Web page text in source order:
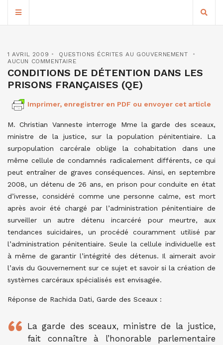
1 AVRIL 2009
QUESTIONS ÉCRITES AU GOUVERNEMENT
AUCUN COMMENTAIRE
CONDITIONS DE DÉTENTION DANS LES
PRISONS FRANÇAISES (QE)
Imprimer, enregistrer en PDF ou envoyer cet article
M. Christian Vanneste interroge Mme la garde des sceaux,
ministre de la justice, sur la population pénitentiaire. La
surpopulation carcérale oblige la cohabitation dans une
même cellule de condamnés radicalement différents, ce qui
peut entraîner de graves conséquences. Ainsi, en septembre
2008, un détenu de 26 ans, en prison pour conduite en état
d’ivresse, considéré comme une personne calme, est mort
après avoir été chargé par l’administration pénitentiaire de
surveiller un autre détenu incarcéré pour meurtre, aux
tendances suicidaires, un procédé couramment utilisé par
l’administration pénitentiaire. Seule la cellule individuelle est
à même de garantir l’intégrité des détenus. Il aimerait avoir
l’avis du Gouvernement sur ce sujet et savoir si la création de
systèmes carcéraux spécialisés est envisagée.
Réponse de Rachida Dati, Garde des Sceaux :
La garde des sceaux, ministre de la justice,
fait connaître à l’honorable parlementaire